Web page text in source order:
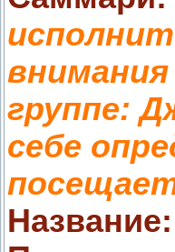
группе:
себе
Название: